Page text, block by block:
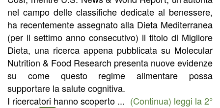
nel campo delle classifiche dedicate al benessere,
ha recentemente assegnato alla Dieta Mediterranea
(per il settimo anno consecutivo) il titolo di Migliore
Dieta, una ricerca appena pubblicata su Molecular
Nutrition & Food Research presenta nuove evidenze
su come questo regime alimentare possa
supportare la salute cognitiva.
I ricercatori hanno scoperto ... (Continua) leggi la 2°